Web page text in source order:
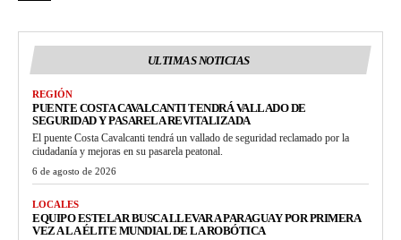
ULTIMAS NOTICIAS
REGIÓN
PUENTE COSTA CAVALCANTI TENDRÁ VALLADO DE
SEGURIDAD Y PASARELA REVITALIZADA
El puente Costa Cavalcanti tendrá un vallado de seguridad reclamado por la
ciudadanía y mejoras en su pasarela peatonal.
6 de agosto de 2026
LOCALES
EQUIPO ESTELAR BUSCA LLEVAR A PARAGUAY POR PRIMERA
VEZ A LA ÉLITE MUNDIAL DE LA ROBÓTICA